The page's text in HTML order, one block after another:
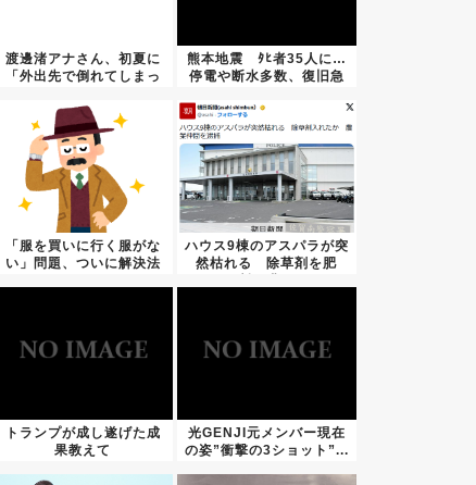
渡邊渚アナさん、初夏に
「外出先で倒れてしまっ
熊本地震 ﾀﾋ者35人に…
停電や断水多数、復旧急
「服を買いに行く服がな
い」問題、ついに解決法
ハウス9棟のアスパラが突
然枯れる 除草剤を肥
トランプが成し遂げた成
果教えて
光GENJI元メンバー現在
の姿”衝撃の3ショット”...